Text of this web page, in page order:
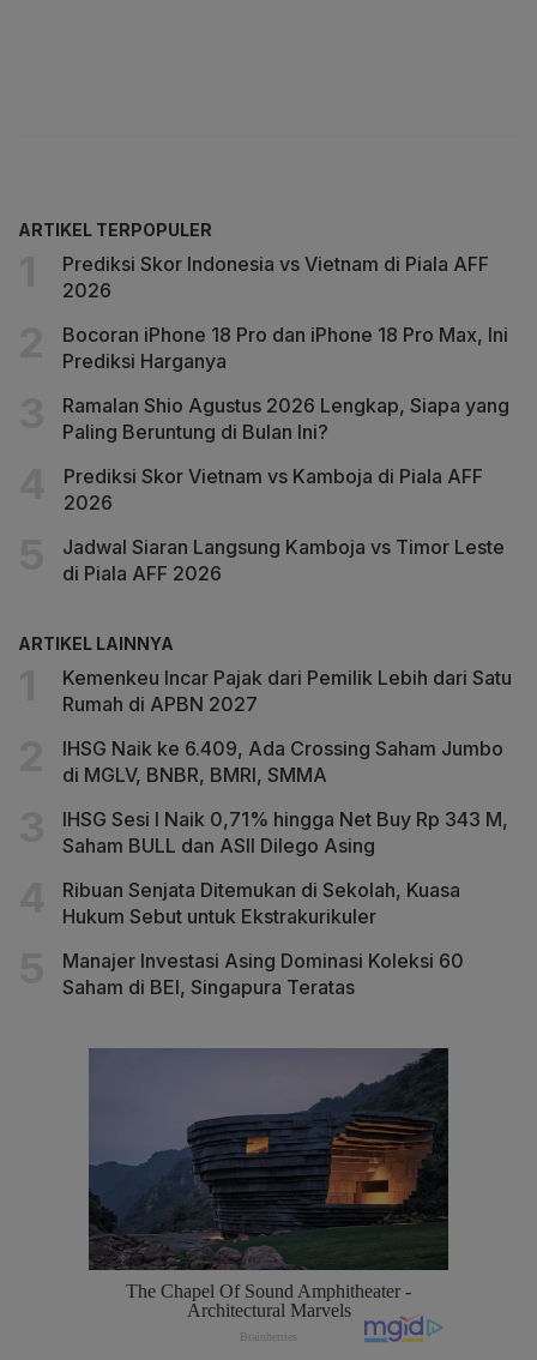
ARTIKEL TERPOPULER
Prediksi Skor Indonesia vs Vietnam di Piala AFF
2026
Bocoran iPhone 18 Pro dan iPhone 18 Pro Max, Ini
Prediksi Harganya
Ramalan Shio Agustus 2026 Lengkap, Siapa yang
Paling Beruntung di Bulan Ini?
Prediksi Skor Vietnam vs Kamboja di Piala AFF
2026
Jadwal Siaran Langsung Kamboja vs Timor Leste
di Piala AFF 2026
ARTIKEL LAINNYA
Kemenkeu Incar Pajak dari Pemilik Lebih dari Satu
Rumah di APBN 2027
IHSG Naik ke 6.409, Ada Crossing Saham Jumbo
di MGLV, BNBR, BMRI, SMMA
IHSG Sesi I Naik 0,71% hingga Net Buy Rp 343 M,
Saham BULL dan ASII Dilego Asing
Ribuan Senjata Ditemukan di Sekolah, Kuasa
Hukum Sebut untuk Ekstrakurikuler
Manajer Investasi Asing Dominasi Koleksi 60
Saham di BEI, Singapura Teratas